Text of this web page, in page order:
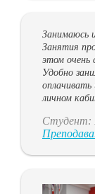
Занимаюсь
Занятия
этом очень
Удобно
оплачивать
личном
Студент: